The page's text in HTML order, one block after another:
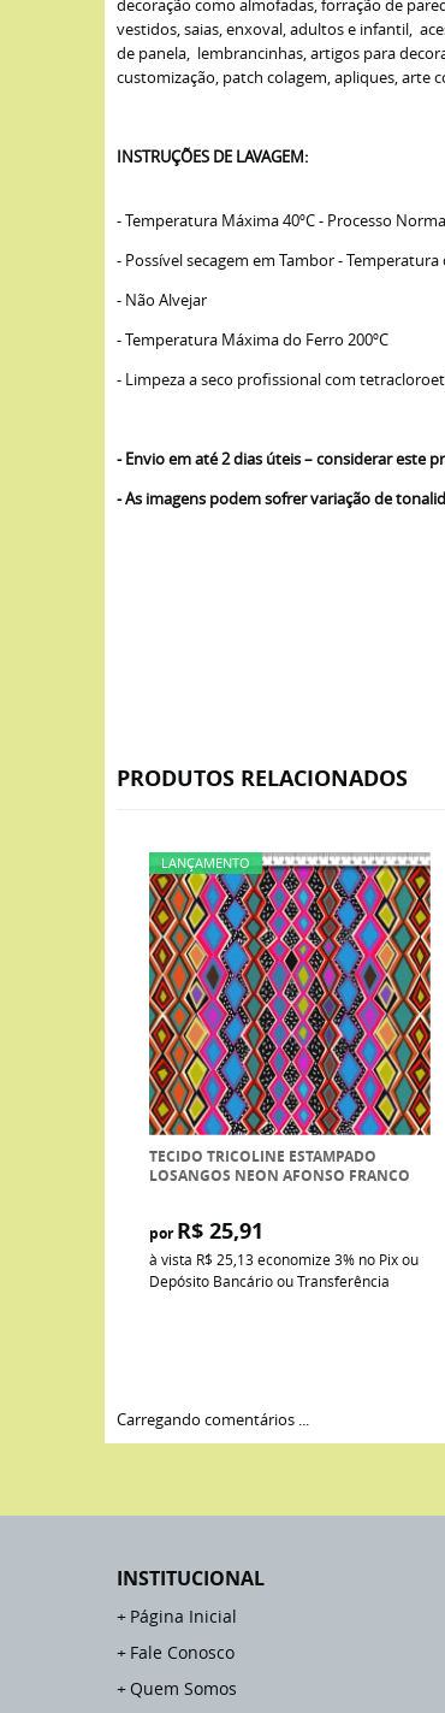
decoração como almofadas, forração de
vestidos, saias, enxoval, adultos e infantil,
de panela, lembrancinhas, artigos para
customização, patch colagem, apliques, arte
INSTRUÇÕES DE LAVAGEM:
- Temperatura Máxima 40ºC - Processo
- Possível secagem em Tambor -
- Não Alvejar
- Temperatura Máxima do Ferro 200ºC
- Limpeza a seco profissional com
- Envio em até 2 dias úteis – considerar este
- As imagens podem sofrer variação de
PRODUTOS RELACIONADOS
LANÇAMENTO
TECIDO TRICOLINE ESTAMPADO
LOSANGOS NEON AFONSO FRANCO
por R$ 25,91
à vista R$ 25,13economize3% no Pix ou
Depósito Bancário ou Transferência
Carregando comentários ...
INSTITUCIONAL
Página Inicial
Fale Conosco
Quem Somos